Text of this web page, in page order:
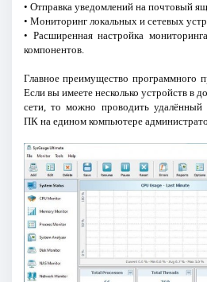
• Отправка уведомлений на почтовый
• Мониторинг локальных и сетевых
• Расширенная настройка
компонентов.
Главное преимущество программного
Если вы имеете несколько устройств в
сети, то можно проводить удалённый
ПК на едином компьютере